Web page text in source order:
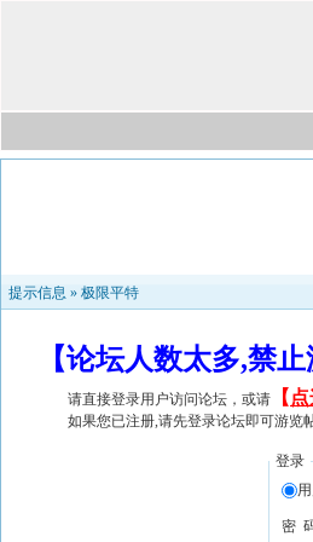
提示信息 » 极限平特
【论坛人数太多,禁
请直接登录用户访问论坛，或请 【
如果您已注册,请先登录论坛即可游览
登录
密